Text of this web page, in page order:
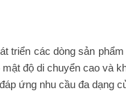
triển các dòng sản
độ di chuyển cao và
ứng nhu cầu đa dạng